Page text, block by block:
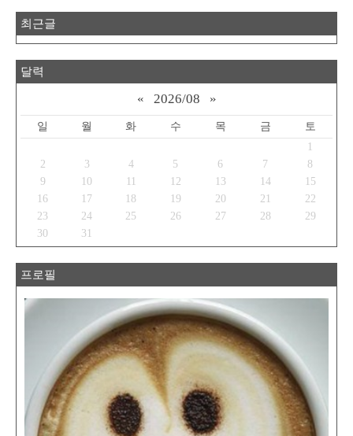
최근글
달력
« 2026/08 »
일 월 화 수 목 금
토
1
2
3 4 5 6 7
8
9
10 11 12 13 14
15
16
17 18 19 20 21
22
23
24 25 26 27 28
29
30
31
프로필